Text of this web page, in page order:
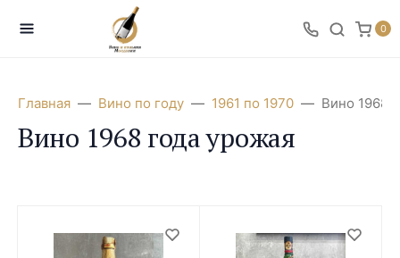
0
Главная Вино по году 1961 по 1970 Вино 1968
Вино 1968 года урожая